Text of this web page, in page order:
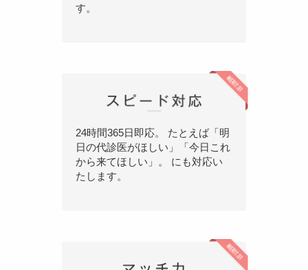
す。
24時間365日即応。 たとえば「明
日の代診医がほしい」「今日これ
から来てほしい」。 にも対応い
たします。